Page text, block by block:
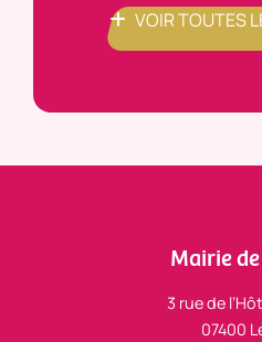
VOIR TOUTES
Mairie
3 rue de
07400